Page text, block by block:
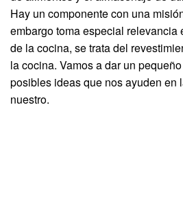
Hay un componente con una
embargo toma especial relevancia
de la cocina, se trata del
la cocina. Vamos a dar un
posibles ideas que nos ayuden en
nuestro.